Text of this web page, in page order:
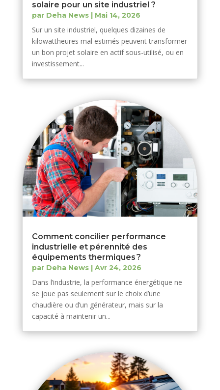
solaire pour un site industriel ?
par Deha News| Mai 14, 2026
Sur un site industriel, quelques dizaines de
kilowattheures mal estimés peuvent transformer
un bon projet solaire en actif sous-utilisé, ou en
investissement...
Comment concilier performance
industrielle et pérennité des
équipements thermiques ?
par Deha News| Avr 24, 2026
Dans l’industrie, la performance énergétique ne
se joue pas seulement sur le choix d’une
chaudière ou d’un générateur, mais sur la
capacité à maintenir un...